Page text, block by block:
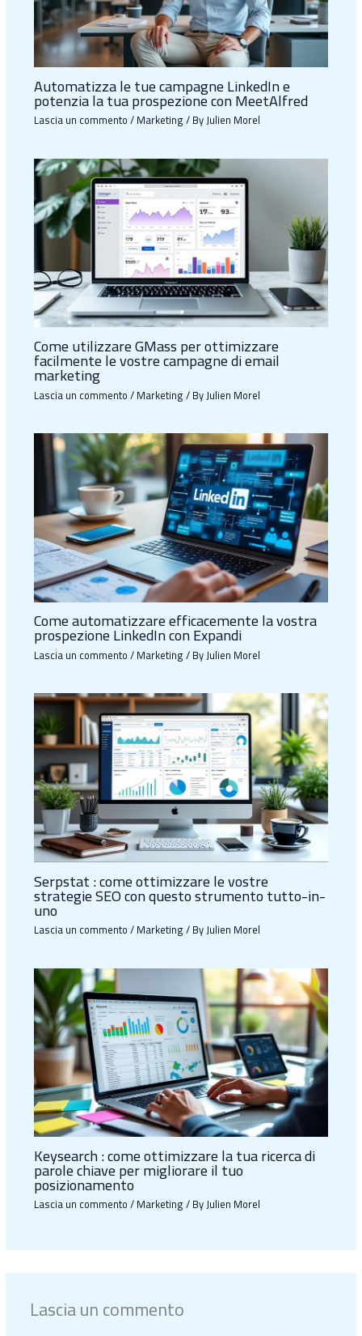
Automatizza le tue campagne LinkedIn e
potenzia la tua prospezione con MeetAlfred
Lascia un commento/Marketing/ ByJulien Morel
Come utilizzare GMass per ottimizzare
facilmente le vostre campagne di email
marketing
Lascia un commento/Marketing/ ByJulien Morel
Come automatizzare efficacemente la vostra
prospezione LinkedIn con Expandi
Lascia un commento/Marketing/ ByJulien Morel
Serpstat : come ottimizzare le vostre
strategie SEO con questo strumento tutto-in-
uno
Lascia un commento/Marketing/ ByJulien Morel
Keysearch : come ottimizzare la tua ricerca di
parole chiave per migliorare il tuo
posizionamento
Lascia un commento/Marketing/ ByJulien Morel
Lascia un commento